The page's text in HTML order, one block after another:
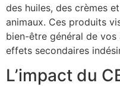
des huiles, des crèmes
animaux. Ces produits
bien-être général de
effets secondaires
L’impact du